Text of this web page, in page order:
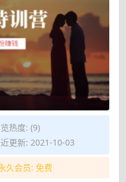
热度: (9)
更新: 2021-10-03
久会员: 免费